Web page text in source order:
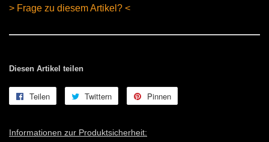
> Frage zu diesem Artikel? <
Diesen Artikel teilen
Teilen
teilen
Twittern
twittern
Pinnen
Informationen zur Produktsicherheit: